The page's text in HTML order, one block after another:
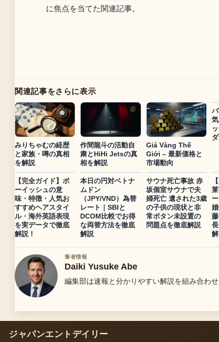
に焦点を当てた関連記事。
関連記事をさらに表示
みりちゃむの経歴
と家族・噂の真相
を解説
作間龍斗の活動自
粛とHiHi Jetsの真
相を解説
Giá Vàng Thế
Giới – 最新価格と
市場動向
【完全ガイド】ボ
ーイッシュの意
味・特徴・人気お
すすめヘアスタイ
ル・海外英語表現
を実データで徹底
解説！
本日の円対ベトナ
ムドン
（JPY/VND）為替
レート｜SBIと
DCOM比較でお得
な両替方法を徹底
解説
サウナ死亡事故 赤
坂個室サウナで夫
婦死亡 遺された3歳
の子供の現状と非
常ボタン未設置の
問題点を徹底解説
筆者情報
Daiki Yusuke Abe
編集部は速報と分かりやすい解説を組み合わ
ジャパンエントデイリー